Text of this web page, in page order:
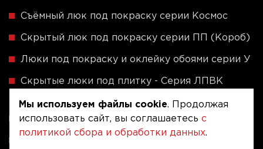
Съёмный люк под покраску серии Космос
Скрытый люк под покраску серии ПП (Короб)
Люки под покраску и оклейку обоями серии У
Скрытые люки под плитку - Серия ЛПВК
Ревизионные люки серии A (сталь / присоска)
Мы используем файлы cookie. Продолжая
использовать сайт, вы соглашаетесь с
политикой сбора и обработки данных.